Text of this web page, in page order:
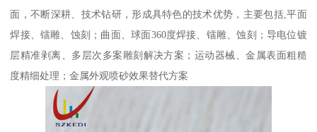
面，不断深耕、技术钻研，形成具特色的技术优势，主要包括,平面
焊接、镭雕、蚀刻；曲面、球面360度焊接、镭雕、蚀刻；导电位镀
层精准剥离、多层次多案雕刻解决方案；运动器械、金属表面粗糙
度精细处理；金属外观喷砂效果替代方案